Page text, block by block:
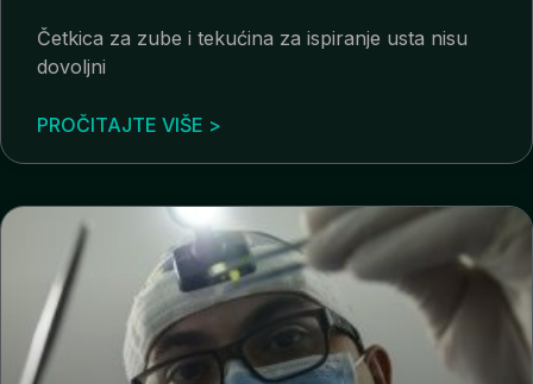
Četkica za zube i tekućina za ispiranje usta nisu
dovoljni
PROČITAJTE VIŠE >